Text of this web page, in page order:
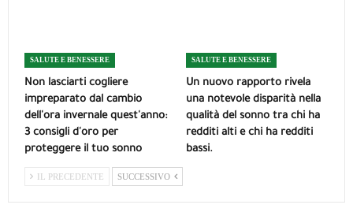
SALUTE E BENESSERE
Non lasciarti cogliere
impreparato dal cambio
dell'ora invernale quest'anno:
3 consigli d'oro per
proteggere il tuo sonno
SALUTE E BENESSERE
Un nuovo rapporto rivela
una notevole disparità nella
qualità del sonno tra chi ha
redditi alti e chi ha redditi
bassi.
IL PRECEDENTE SUCCESSIVO